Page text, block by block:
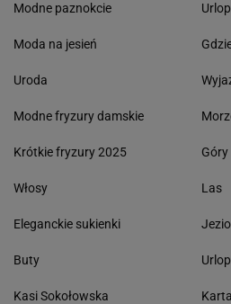
Modne paznokcie
Moda na jesień
Uroda
Modne fryzury damskie
Krótkie fryzury 2025
Włosy
Eleganckie sukienki
Buty
Kasi Sokołowska
Góry
Las